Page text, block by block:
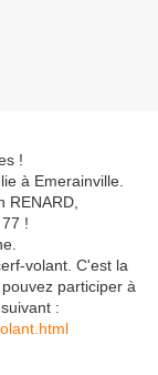
!
à Emerainville.
!
volant. C'est la
participer à
: